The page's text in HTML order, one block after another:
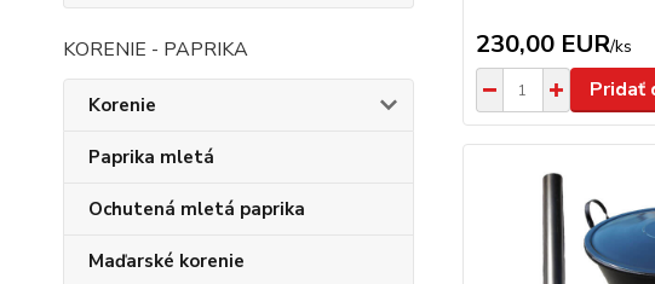
KORENIE - PAPRIKA
Korenie
Paprika mletá
Ochutená mletá paprika
Maďarské korenie
230,00 EUR/ks
Pridať